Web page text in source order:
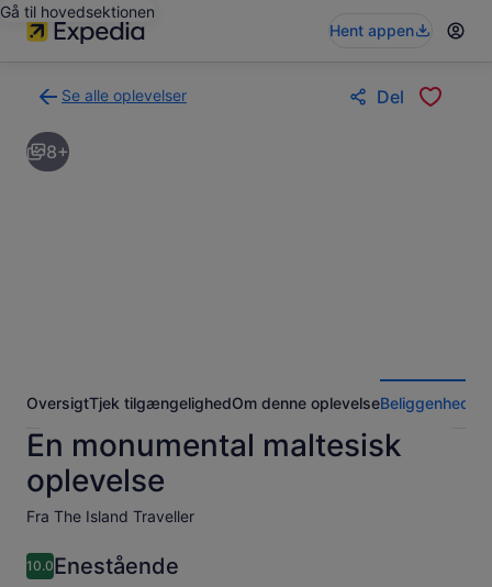
Gå til hovedsektionen
Hent appen
Se alle oplevelser
til
siden
med
Del
8+
OversigtTjek tilgængelighedOm denne oplevelseBeliggenhed
En monumental maltesisk
oplevelse
Fra The Island Traveller
10.010.0 ud af 10
Enestående